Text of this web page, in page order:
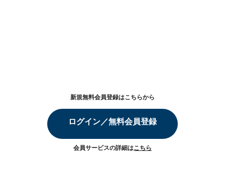
新規無料会員登録はこちらから
ログイン／無料会員登録
会員サービスの詳細はこちら